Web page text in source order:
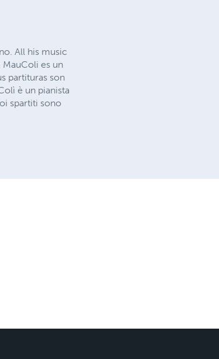
All his music
es un
partituras son
è un pianista
spartiti sono